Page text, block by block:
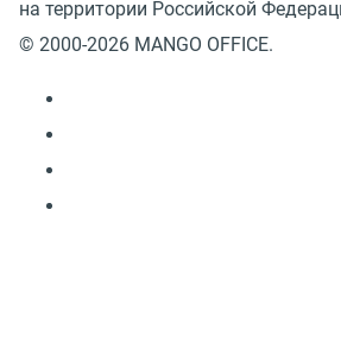
на территории Российской
© 2000-2026 MANGO OFFICE.